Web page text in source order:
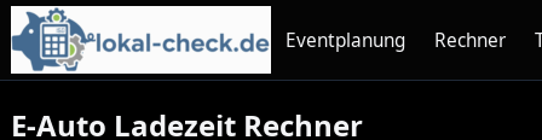
Eventplanung Rechner
E-Auto Ladezeit Rechner